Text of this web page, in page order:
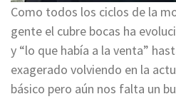
Como todos los ciclos de la
gente el cubre bocas ha
y “lo que había a la venta”
exagerado volviendo en la
básico pero aún nos falta un